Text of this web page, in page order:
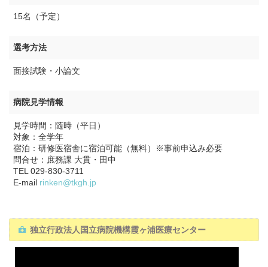
15名（予定）
選考方法
面接試験・小論文
病院見学情報
見学時間：随時（平日）
対象：全学年
宿泊：研修医宿舎に宿泊可能（無料）※事前申込み必要
問合せ：庶務課 大貫・田中
TEL 029-830-3711
E-mail rinken@tkgh.jp
独立行政法人国立病院機構霞ヶ浦医療センター